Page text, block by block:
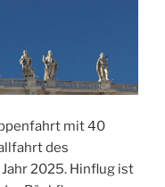
mit 40
des
2025. Hinflug ist